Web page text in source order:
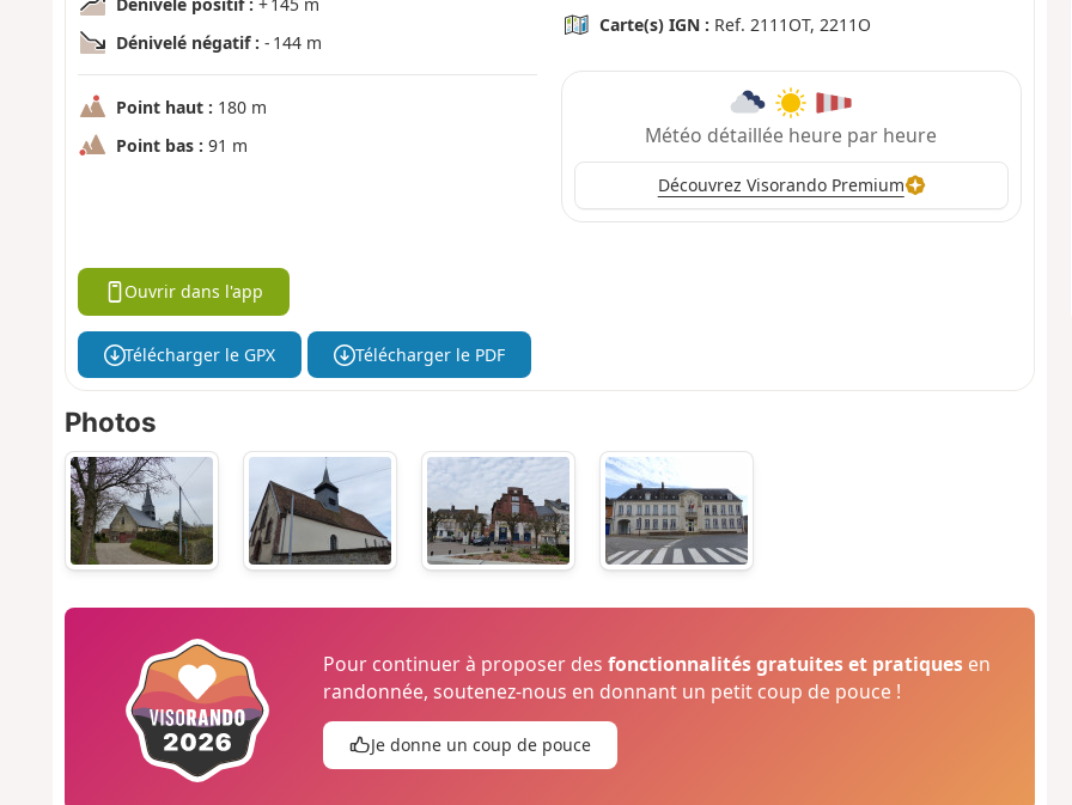
Dénivelé négatif : - 144 m
Point haut : 180 m
Point bas : 91 m
Carte(s) IGN : Ref. 2111OT, 2211O
Météo détaillée heure par heure
Découvrez Visorando Premium
Ouvrir dans l'app
Télécharger le GPX Télécharger le PDF
Photos
Pour continuer à proposer desfonctionnalités gratuites et pratiques en
randonnée, soutenez-nous en donnant un petit coup de pouce !
Je donne un coup de pouce